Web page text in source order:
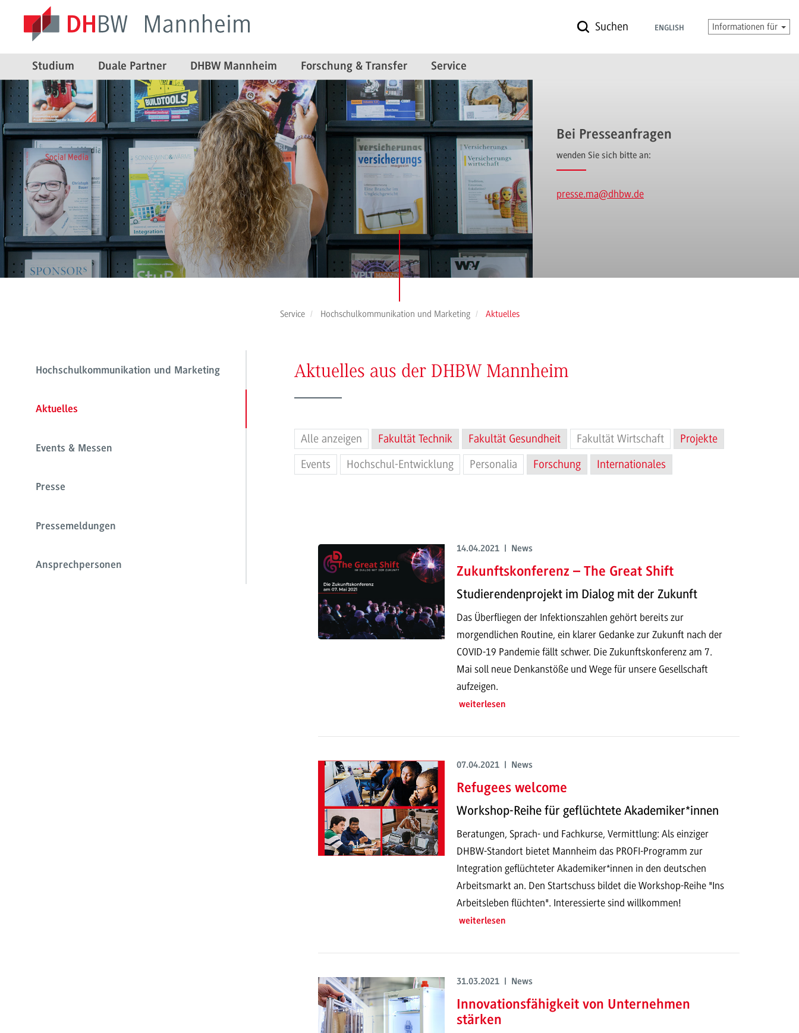
Suchen ENGLISH Informationen für
Studium Duale Partner DHBW Mannheim Forschung & Transfer Service
Bei Presseanfragen
wenden Sie sich bitte an:
presse.ma@dhbw.de
Service Hochschulkommunikation und Marketing Aktuelles
Hochschulkommunikation und Marketing
Aktuelles
Events & Messen
Presse
Pressemeldungen
Ansprechpersonen
Aktuelles aus der DHBW Mannheim
Alle anzeigen Fakultät Technik Fakultät Gesundheit Fakultät Wirtschaft
Projekte
Events
Hochschul-Entwicklung Personalia Forschung Internationales
14.04.2021 | News
Zukunftskonferenz – The Great Shift
Studierendenprojekt im Dialog mit der Zukunft
Das Überfliegen der Infektionszahlen gehört bereits zur
morgendlichen Routine, ein klarer Gedanke zur Zukunft nach der
COVID-19 Pandemie fällt schwer. Die Zukunftskonferenz am 7.
Mai soll neue Denkanstöße und Wege für unsere Gesellschaft
aufzeigen.
weiterlesen
07.04.2021 | News
Refugees welcome
Workshop-Reihe für geflüchtete Akademiker*innen
Beratungen, Sprach- und Fachkurse, Vermittlung: Als einziger
DHBW-Standort bietet Mannheim das PROFI-Programm zur
Integration geflüchteter Akademiker*innen in den deutschen
Arbeitsmarkt an. Den Startschuss bildet die Workshop-Reihe "Ins
Arbeitsleben flüchten". Interessierte sind willkommen!
weiterlesen
31.03.2021 | News
Innovationsfähigkeit von Unternehmen
stärken